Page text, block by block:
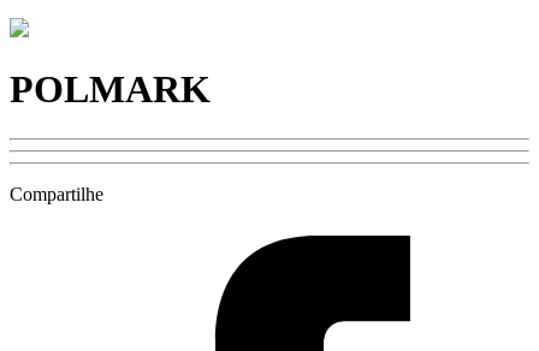
POLMARK
Compartilhe